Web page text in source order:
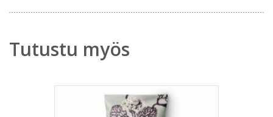
Tutustu myös